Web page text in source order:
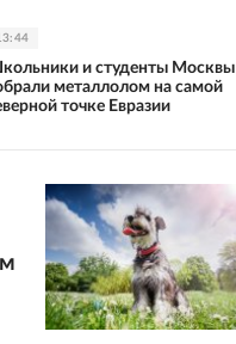
и студенты Москвы
металлолом на самой
точке Евразии